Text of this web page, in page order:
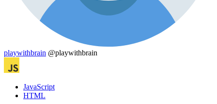
playwithbrain @playwithbrain
JavaScript
HTML